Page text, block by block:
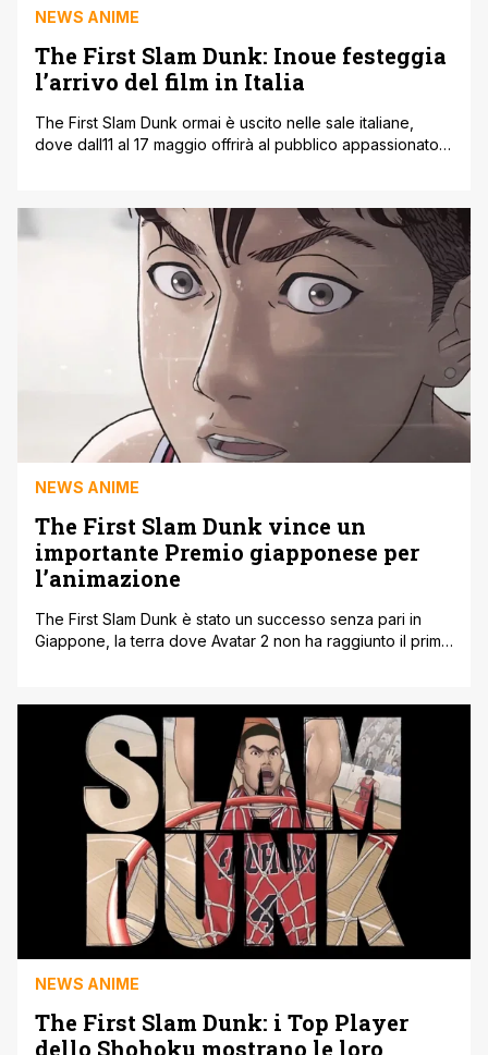
NEWS ANIME
The First Slam Dunk: Inoue festeggia
l’arrivo del film in Italia
The First Slam Dunk ormai è uscito nelle sale italiane,
dove dall11 al 17 maggio offrirà al pubblico appassionato
nonché regista e scrittore del film campione d'incassi in
Giappone. Dopo essersi classificato tra i 10 film anime più
NEWS ANIME
The First Slam Dunk vince un
importante Premio giapponese per
l’animazione
The First Slam Dunk è stato un successo senza pari in
Giappone, la terra dove Avatar 2 non ha raggiunto il primo
sul tutto e allo stesso tempo il film deve ancora arrivare
nel resto del mondo, [']
NEWS ANIME
The First Slam Dunk: i Top Player
dello Shohoku mostrano le loro